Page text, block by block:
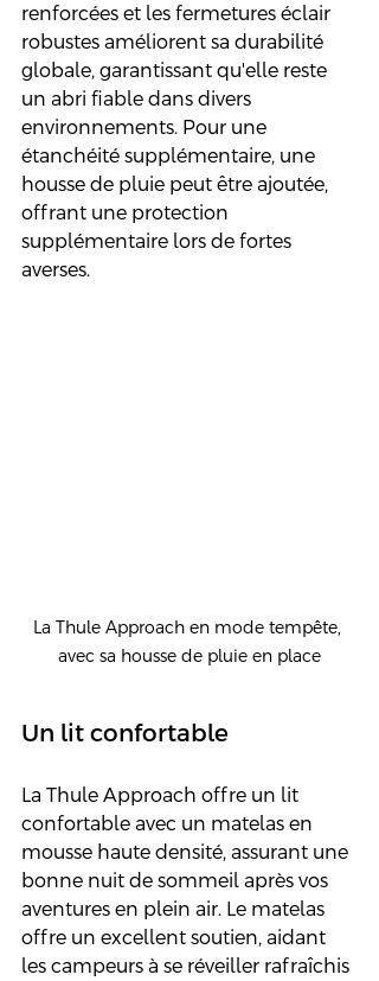
renforcées et les fermetures éclair
robustes améliorent sa durabilité
globale, garantissant qu'elle reste
un abri fiable dans divers
environnements. Pour une
étanchéité supplémentaire, une
housse de pluie peut être ajoutée,
offrant une protection
supplémentaire lors de fortes
averses.
La Thule Approach en mode tempête,
avec sa housse de pluie en place
Un lit confortable
La Thule Approach offre un lit
confortable avec un matelas en
mousse haute densité, assurant une
bonne nuit de sommeil après vos
aventures en plein air. Le matelas
offre un excellent soutien, aidant
les campeurs à se réveiller rafraîchis